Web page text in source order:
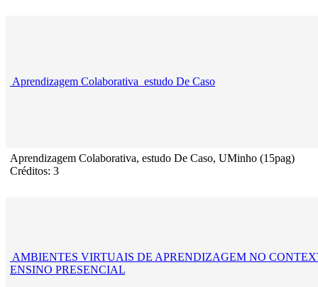
Aprendizagem Colaborativa_estudo De Caso
Aprendizagem Colaborativa, estudo De Caso, UMinho (15pag)
Créditos: 3
AMBIENTES VIRTUAIS DE APRENDIZAGEM NO
ENSINO PRESENCIAL